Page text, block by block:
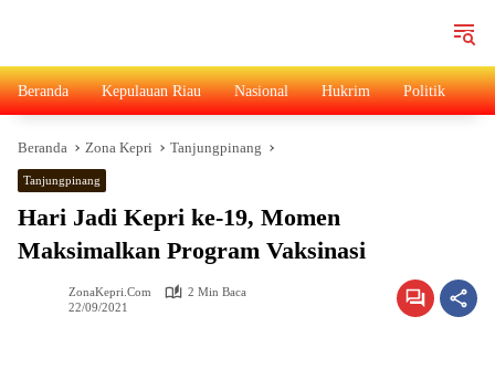
Beranda Kepulauan Riau Nasional Hukrim Politik
Beranda Zona Kepri Tanjungpinang
Tanjungpinang
Hari Jadi Kepri ke-19, Momen
Maksimalkan Program Vaksinasi
ZonaKepri.com
2 Min Baca
22/09/2021